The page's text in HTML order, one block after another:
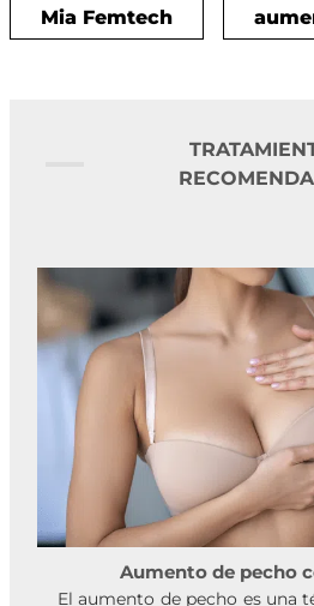
Mia Femtech
Aumento de pecho
El aumento de pecho es una